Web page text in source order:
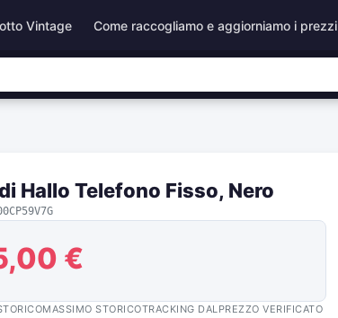
Vintage Come raccogliamo e aggiorniamo i prezzi
Hallo Telefono Fisso, Nero
€
MASSIMO STORICOTRACKING DALPREZZO VERIFICATO